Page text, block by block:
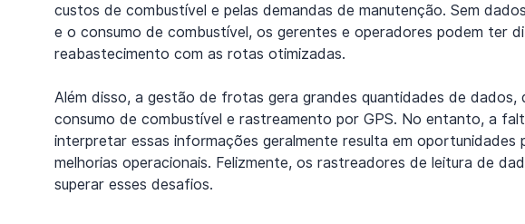
custos de combustível e pelas demandas de manutenção. Sem
e o consumo de combustível, os gerentes e operadores podem ter
reabastecimento com as rotas otimizadas.
Além disso, a gestão de frotas gera grandes quantidades de
consumo de combustível e rastreamento por GPS. No entanto, a
interpretar essas informações geralmente resulta em oportunidades
melhorias operacionais. Felizmente, os rastreadores de leitura de
superar esses desafios.